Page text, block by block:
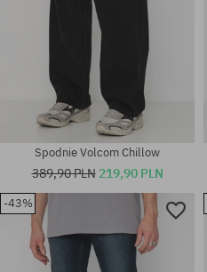
Dostępne rozmiary:
25; 27; 28; 29
Spodnie Volcom Chillow
389,90 PLN 219,90 PLN
-43%